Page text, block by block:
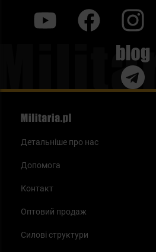
Blog
Детальніше про нас
Допомога
Контакт
Оптовий продаж
Силові структури